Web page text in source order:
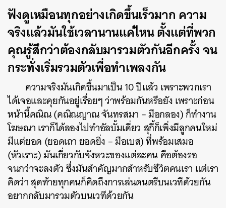
ฟังดูเหมือนทุกอย่างเกิดขึ้นเร็วมาก ความ
จริงแล้วมันใช้เวลานานแค่ไหน ตั้งแต่ที่พวก
คุณรู้สึกว่าต้องกลับมารวมตัวกันอีกครั้ง จน
กระทั่งเริ่มรวมตัวเพื่อทำเพลงกัน
ความจริงมันเกิดขึ้นมาเป็น 10 ปีแล้ว เพราะพวกเรา
ได้เจอและคุยกันอยู่เรื่อยๆ ว่าพร้อมกันหรือยัง เพราะก่อน
หน้านี้คณิณ (คณิณญาณ จันทรสมา – มือกลอง) ก็ทำงาน
โฆษณา เราก็ได้ลองไปทำอัลบั้มเดี่ยว สุกี้ก็เพิ่งมีลูกคนใหม่
มีแต่ยอด (ยอดเถา ยอดยิ่ง – มือเบส) ที่พร้อมเสมอ
(หัวเราะ) มันเกี่ยวกับจังหวะของแต่ละคน คือต้องรอ
จนกว่าจะลงตัว ซึ่งมันสำคัญมากสำหรับชีวิตคนเรา แต่เรา
คิดว่า สุดท้ายทุกคนก็คิดถึงการเล่นดนตรีบนเวทีด้วยกัน
อยากกลับมารวมตัวบนเวทีด้วยกัน